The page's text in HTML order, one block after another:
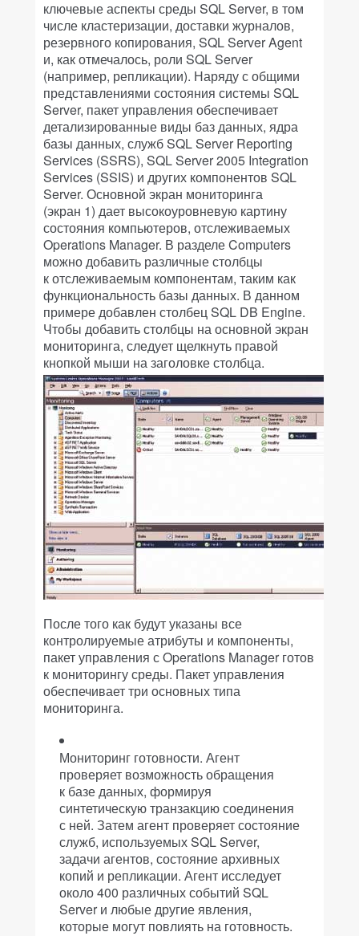
ключевые аспекты среды SQL Server, в том
числе кластеризации, доставки журналов,
резервного копирования, SQL Server Agent
и, как отмечалось, роли SQL Server
(например, репликации). Наряду с общими
представлениями состояния системы SQL
Server, пакет управления обеспечивает
детализированные виды баз данных, ядра
базы данных, служб SQL Server Reporting
Services (SSRS), SQL Server 2005 Integration
Services (SSIS) и других компонентов SQL
Server. Основной экран мониторинга
(экран 1) дает высокоуровневую картину
состояния компьютеров, отслеживаемых
Operations Manager. В разделе Computers
можно добавить различные столбцы
к отслеживаемым компонентам, таким как
функциональность базы данных. В данном
примере добавлен столбец SQL DB Engine.
Чтобы добавить столбцы на основной экран
мониторинга, следует щелкнуть правой
кнопкой мыши на заголовке столбца.
После того как будут указаны все
контролируемые атрибуты и компоненты,
пакет управления с Operations Manager готов
к мониторингу среды. Пакет управления
обеспечивает три основных типа
мониторинга.
Мониторинг готовности. Агент
проверяет возможность обращения
к базе данных, формируя
синтетическую транзакцию соединения
с ней. Затем агент проверяет состояние
служб, используемых SQL Server,
задачи агентов, состояние архивных
копий и репликации. Агент исследует
около 400 различных событий SQL
Server и любые другие явления,
которые могут повлиять на готовность.